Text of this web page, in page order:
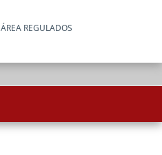
ÁREA REGULADOS